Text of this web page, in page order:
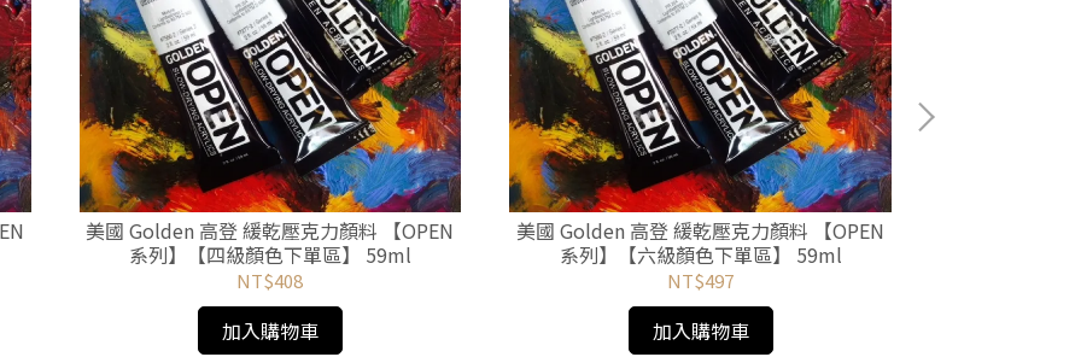
美國 Golden 高登 緩乾壓克力顏料 【OPEN
系列】【四級顏色下單區】 59ml
NT$408
加入購物車
美國 Golden 高登 緩乾壓克力顏料 【OPEN
系列】【六級顏色下單區】 59ml
NT$497
加入購物車